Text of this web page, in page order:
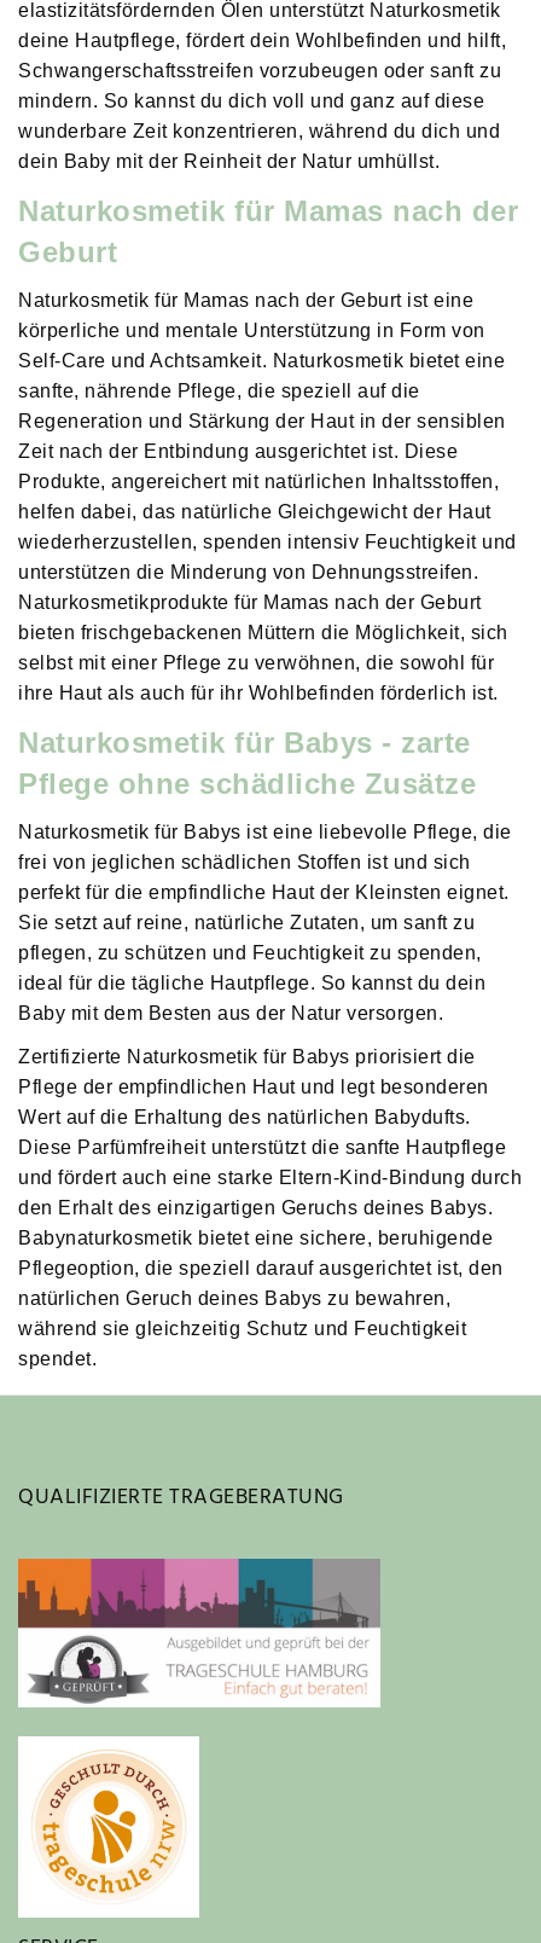
elastizitätsfördernden Ölen unterstützt Naturkosmetik
deine Hautpflege, fördert dein Wohlbefinden und hilft,
Schwangerschaftsstreifen vorzubeugen oder sanft zu
mindern. So kannst du dich voll und ganz auf diese
wunderbare Zeit konzentrieren, während du dich und
dein Baby mit der Reinheit der Natur umhüllst.
Naturkosmetik für Mamas nach der
Geburt
Naturkosmetik für Mamas nach der Geburt ist eine
körperliche und mentale Unterstützung in Form von
Self-Care und Achtsamkeit. Naturkosmetik bietet eine
sanfte, nährende Pflege, die speziell auf die
Regeneration und Stärkung der Haut in der sensiblen
Zeit nach der Entbindung ausgerichtet ist. Diese
Produkte, angereichert mit natürlichen Inhaltsstoffen,
helfen dabei, das natürliche Gleichgewicht der Haut
wiederherzustellen, spenden intensiv Feuchtigkeit und
unterstützen die Minderung von Dehnungsstreifen.
Naturkosmetikprodukte für Mamas nach der Geburt
bieten frischgebackenen Müttern die Möglichkeit, sich
selbst mit einer Pflege zu verwöhnen, die sowohl für
ihre Haut als auch für ihr Wohlbefinden förderlich ist.
Naturkosmetik für Babys - zarte
Pflege ohne schädliche Zusätze
Naturkosmetik für Babys ist eine liebevolle Pflege, die
frei von jeglichen schädlichen Stoffen ist und sich
perfekt für die empfindliche Haut der Kleinsten eignet.
Sie setzt auf reine, natürliche Zutaten, um sanft zu
pflegen, zu schützen und Feuchtigkeit zu spenden,
ideal für die tägliche Hautpflege. So kannst du dein
Baby mit dem Besten aus der Natur versorgen.
Zertifizierte Naturkosmetik für Babys priorisiert die
Pflege der empfindlichen Haut und legt besonderen
Wert auf die Erhaltung des natürlichen Babydufts.
Diese Parfümfreiheit unterstützt die sanfte Hautpflege
und fördert auch eine starke Eltern-Kind-Bindung durch
den Erhalt des einzigartigen Geruchs deines Babys.
Babynaturkosmetik bietet eine sichere, beruhigende
Pflegeoption, die speziell darauf ausgerichtet ist, den
natürlichen Geruch deines Babys zu bewahren,
während sie gleichzeitig Schutz und Feuchtigkeit
spendet.
QUALIFIZIERTE TRAGEBERATUNG